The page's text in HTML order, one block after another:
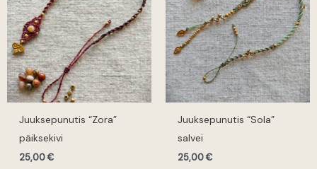
Juuksepunutis “Zora”
päiksekivi
25,00€
Juuksepunutis “Sola”
salvei
25,00€